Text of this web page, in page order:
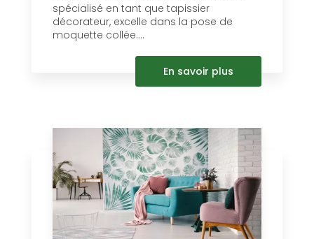
spécialisé en tant que tapissier
décorateur, excelle dans la pose de
moquette collée....
En savoir plus